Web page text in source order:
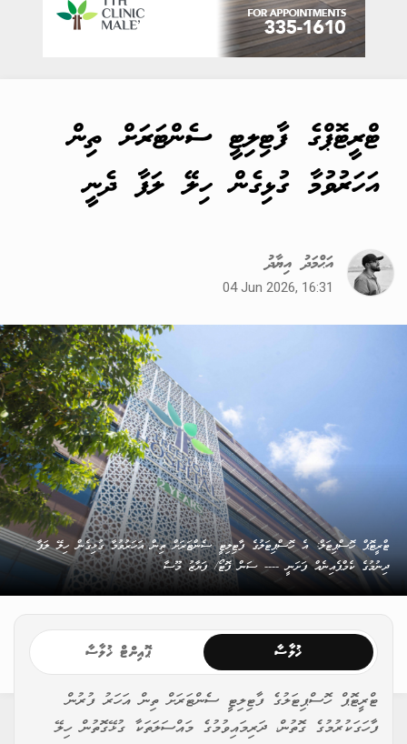
ޓްރީޓޮޕްގެ ފާޓިލިޓީ ސެންޓަރަށް ތިން
އަހަރުވުމާ ގުޅިގެން ހިލޭ ލަފާ ދެނީ
އަޙްމަދު އިޔާދު
04 Jun 2026, 16:31
ޓްރީޓޮޕް ހޮސްޕިޓަލް: އެ ހޮސްޕިޓަލުގެ ފާޓިލިޓީ ސެންޓަރަށް ތިން އަހަރުވުމާ ގުޅިގެން ހިލޭ ލަފާ
ދިނުމުގެ ކެމްޕެއިނެއް ފަށަނީ ---- ސަން ފޮޓޯ/ ފަޔާޒު މޫސާ
ޚުލާސާ ޕޮއިންޓް ޚުލާސާ
ޓްރީޓޮޕް ހޮސްޕިޓަލުގެ ފާޓިލިޓީ ސެންޓަރަށް ތިން އަހަރު ފުރުން
ފާހަގަކުރުމުގެ ގޮތުން، ދަރިމައިވުމުގެ މައްސަލަތަކާ ގުޅޭގޮތުން ހިލޭ